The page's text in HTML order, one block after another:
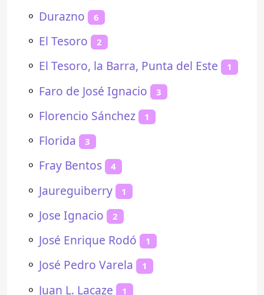
⚬ Durazno 6
⚬ El Tesoro 2
⚬ El Tesoro, la Barra, Punta del Este 1
⚬ Faro de José Ignacio 3
⚬ Florencio Sánchez 1
⚬ Florida 3
⚬ Fray Bentos 4
⚬ Jaureguiberry 1
⚬ Jose Ignacio 2
⚬ José Enrique Rodó 1
⚬ José Pedro Varela 1
⚬ Juan L. Lacaze 1